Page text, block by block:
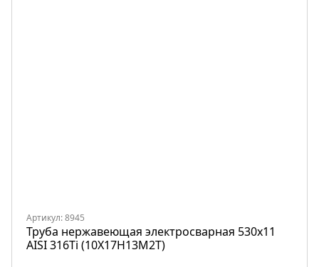
Артикул: 8945
Труба нержавеющая электросварная 530х11
AISI 316Ti (10Х17Н13М2Т)